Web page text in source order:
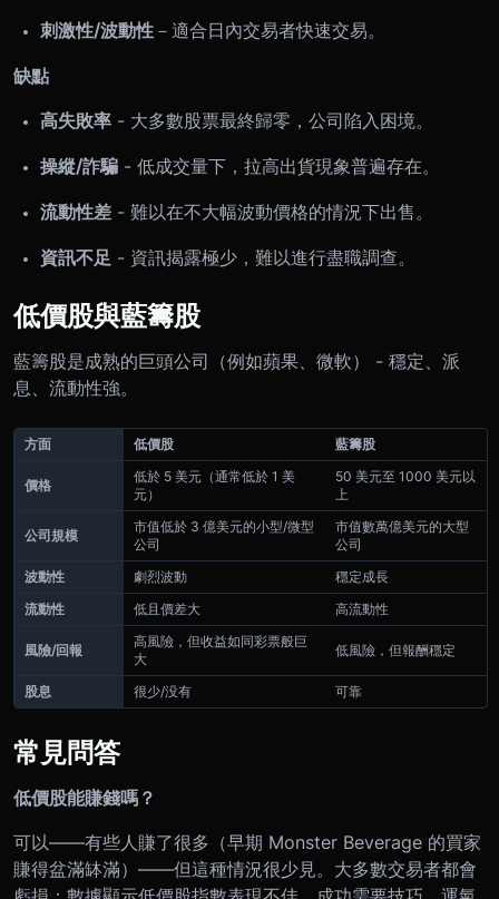
刺激性/波動性 －適合日內交易者快速交易。
缺點
高失敗率 - 大多數股票最終歸零，公司陷入困境。
操縱/詐騙 - 低成交量下，拉高出貨現象普遍存在。
流動性差 - 難以在不大幅波動價格的情況下出售。
資訊不足 - 資訊揭露極少，難以進行盡職調查。
低價股與藍籌股
藍籌股是成熟的巨頭公司（例如蘋果、微軟） - 穩定、派
息、流動性強。
方面 低價股 藍籌股
價格
低於 5 美元（通常低於 1 美
元）
50 美元至 1000 美元以
上
公司規模
市值低於 3 億美元的小型/微型
公司
市值數萬億美元的大型
公司
波動性
劇烈波動
穩定成長
流動性
低且價差大 高流動性
風險/回報
高風險，但收益如同彩票般巨
大
低風險，但報酬穩定
股息 很少/没有 可靠
常見問答
低價股能賺錢嗎？
可以——有些人賺了很多（早期 Monster Beverage 的買家
賺得盆滿缽滿）——但這種情況很少見。大多數交易者都會